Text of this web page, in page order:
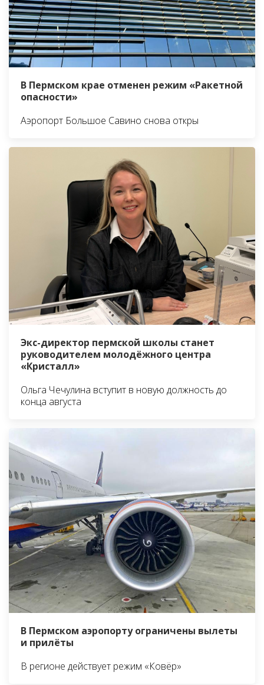
В Пермском крае отменен режим «Ракетной
опасности»
Аэропорт Большое Савино снова откры
Экс-директор пермской школы станет
руководителем молодёжного центра
«Кристалл»
Ольга Чечулина вступит в новую должность до
конца августа
В Пермском аэропорту ограничены вылеты
и прилёты
В регионе действует режим «Ковёр»